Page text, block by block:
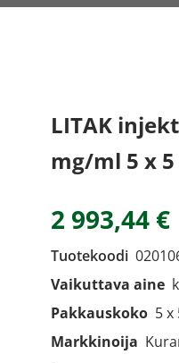
LITAK
mg/ml 5 x
2 993,44 €
Tuotekoodi
Vaikuttava aine
Pakkauskoko 5 x
Markkinoija